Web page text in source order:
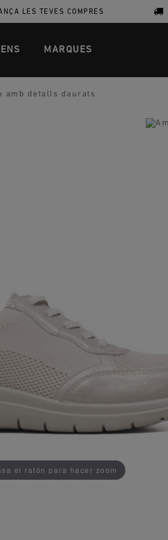
LES TEVES COMPRES
MARQUES
amb detalls daurats
el ratón para hacer zoom
ADDEDD TO CART